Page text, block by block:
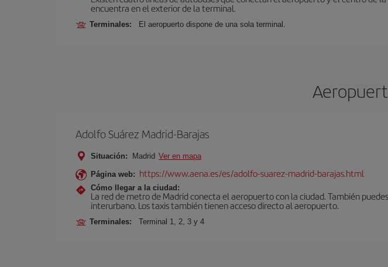
encuentra en el exterior de la terminal.
Terminales: El aeropuerto dispone de una sola terminal.
Adolfo Suárez Madrid-Barajas
Situación: Madrid Ver en mapa
Página web: https://www.aena.es/es/adolfo-suarez-madrid-barajas.html
Cómo llegar a la ciudad:
La red de metro de Madrid conecta el aeropuerto con la ciudad. También
interurbano. Los taxis también tienen acceso directo al aeropuerto.
Terminales: Terminal 1, 2, 3 y 4